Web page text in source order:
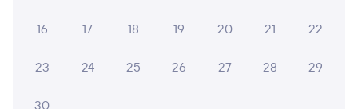
16 17 18 19 20 21 22
23 24 25 26 27 28 29
30